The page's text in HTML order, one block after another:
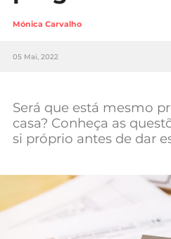
Sociedade
Tecnologia
Negócios
Mundial 2026
Mónica Carvalho
05 Mai, 2022
Será que está mesmo
casa? Conheça as
si próprio antes de dar